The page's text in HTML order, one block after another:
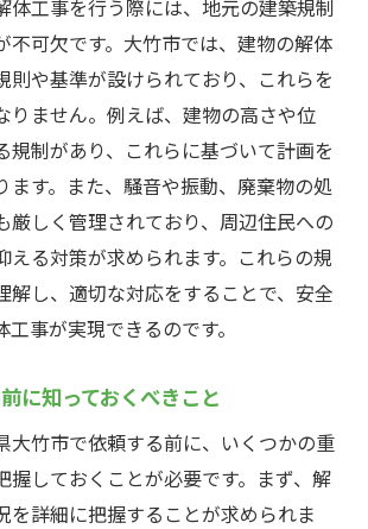
業者を選ぶためのチェックリスト
竹市での解体工事の成功事例
工事を依頼するための見積もり取
大竹市編
る業者の見分け方
竹市での業者選びの注意点
取得の流れとそのポイント
り依頼時の重要な質問事項
に含まれるべき項目
で解体工事を成功させるための見
クポイント
の信ぴょう性を確認する方法
体工事を行う際には、地元の建築規制
不可欠です。大竹市では、建物の解体
則や基準が設けられており、これらを
りません。例えば、建物の高さや位
規制があり、これらに基づいて計画を
ます。また、騒音や振動、廃棄物の処
厳しく管理されており、周辺住民への
える対策が求められます。これらの規
解し、適切な対応をすることで、安全
事が実現できるのです。
に知っておくべきこと
大竹市で依頼する前に、いくつかの重
握しておくことが必要です。まず、解
を詳細に把握することが求められま